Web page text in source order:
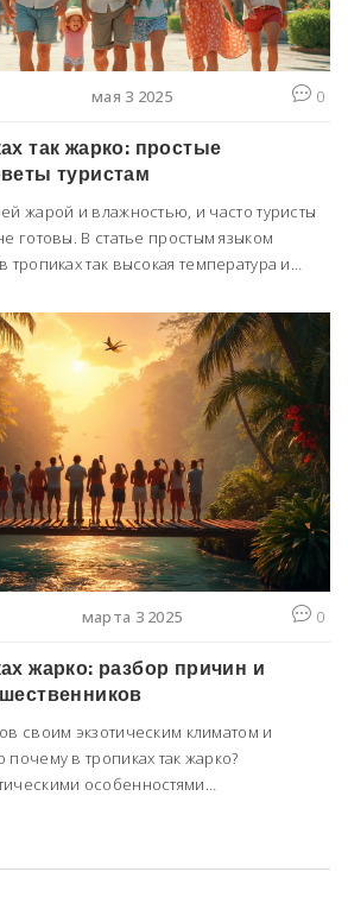
мая 3 2025 0
так жарко: простые
туристам
жарой и влажностью, и часто туристы
готовы. В статье простым языком
тропиках так высокая температура и
работающие советы, чтобы вы
даже в самую жару. Здесь вы
рекомендации по отдыху, одежде и
климате. Не забудьте учесть советы
сюрпризов на отдыхе никому не
марта 3 2025 0
жарко: разбор причин и
своим экзотическим климатом и
в тропиках так жарко?
особенностями